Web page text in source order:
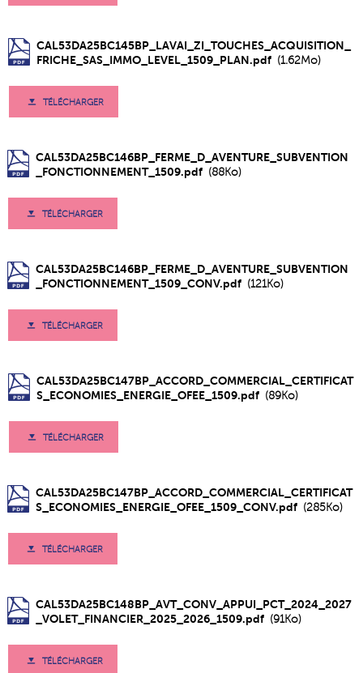
CAL53DA25BC145BP_LAVAI_ZI_TOUCHES_ACQUISITION_
FRICHE_SAS_IMMO_LEVEL_1509_PLAN.pdf (1.62Mo)
TÉLÉCHARGER
CAL53DA25BC146BP_FERME_D_AVENTURE_SUBVENTION
_FONCTIONNEMENT_1509.pdf (88Ko)
TÉLÉCHARGER
CAL53DA25BC146BP_FERME_D_AVENTURE_SUBVENTION
_FONCTIONNEMENT_1509_CONV.pdf (121Ko)
TÉLÉCHARGER
CAL53DA25BC147BP_ACCORD_COMMERCIAL_CERTIFICAT
S_ECONOMIES_ENERGIE_OFEE_1509.pdf (89Ko)
TÉLÉCHARGER
CAL53DA25BC147BP_ACCORD_COMMERCIAL_CERTIFICAT
S_ECONOMIES_ENERGIE_OFEE_1509_CONV.pdf (285Ko)
TÉLÉCHARGER
CAL53DA25BC148BP_AVT_CONV_APPUI_PCT_2024_2027
_VOLET_FINANCIER_2025_2026_1509.pdf (91Ko)
TÉLÉCHARGER